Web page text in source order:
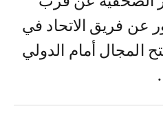
عن فريق الاتحاد في
المجال أمام الدولي